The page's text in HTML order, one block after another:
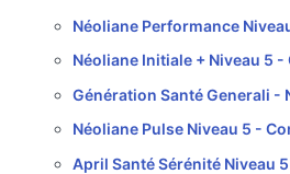
Néoliane Performance
Néoliane Initiale + Niveau 5 -
Génération Santé Generali -
Néoliane Pulse Niveau 5 -
April Santé Sérénité Niveau